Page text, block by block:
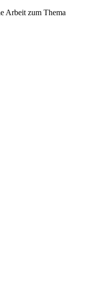
Arbeit zum Thema